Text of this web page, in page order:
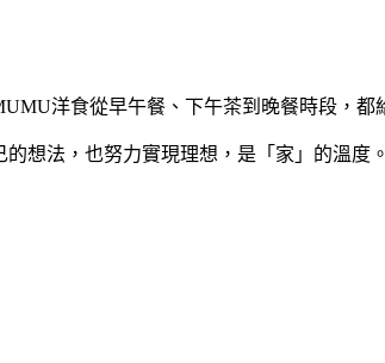
洋食從早午餐、下午茶到晚餐時段，都
想法，也努力實現理想，是「家」的溫度。